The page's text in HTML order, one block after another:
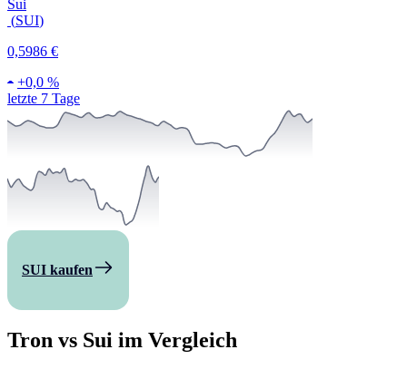
Sui
(SUI)
0,5986 €
+0,0 %
letzte 7 Tage
SUI kaufen
Tron vs Sui im Vergleich